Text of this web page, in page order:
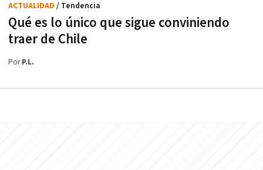
Qué es lo único que sigue conviniendo
traer de Chile
ACTUALIDAD / Tendencia
PorP.L.